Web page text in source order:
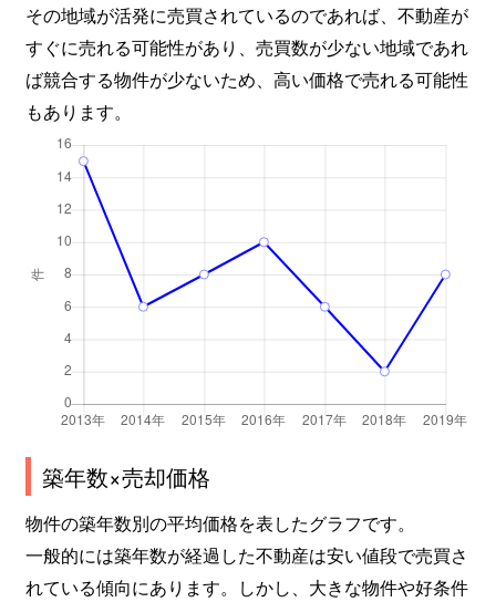
その地域が活発に売買されているのであれば、不動産が
すぐに売れる可能性があり、売買数が少ない地域であれ
ば競合する物件が少ないため、高い価格で売れる可能性
もあります。
築年数×売却価格
物件の築年数別の平均価格を表したグラフです。
一般的には築年数が経過した不動産は安い値段で売買さ
れている傾向にあります。しかし、大きな物件や好条件